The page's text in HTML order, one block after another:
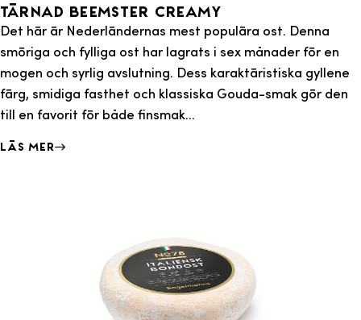
Tärnad Beemster Creamy
Det här är Nederländernas mest populära ost. Denna
smöriga och fylliga ost har lagrats i sex månader för en
mogen och syrlig avslutning. Dess karaktäristiska gyllene
färg, smidiga fasthet och klassiska Gouda-smak gör den
till en favorit för både finsmak...
Läs mer